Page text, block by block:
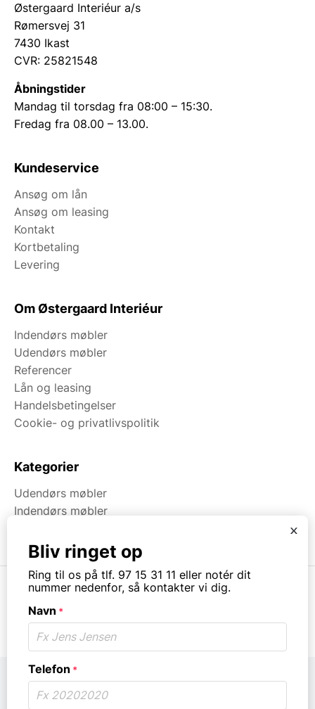
Østergaard Interiéur a/s
Rømersvej 31
7430 Ikast
CVR: 25821548
Åbningstider
Mandag til torsdag fra 08:00 – 15:30.
Fredag fra 08.00 – 13.00.
Kundeservice
Ansøg om lån
Ansøg om leasing
Kontakt
Kortbetaling
Levering
Om Østergaard Interiéur
Indendørs møbler
Udendørs møbler
Referencer
Lån og leasing
Handelsbetingelser
Cookie- og privatlivspolitik
Kategorier
Udendørs møbler
Indendørs møbler
© Copyright. All rights reserved.
x
Bliv ringet op
Ring til os på tlf. 97 15 31 11 eller notér dit
nummer nedenfor, så kontakter vi dig.
Navn *
Telefon *